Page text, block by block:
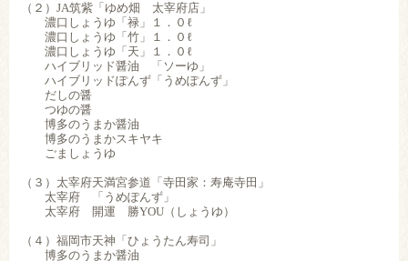
（２）JA筑紫「ゆめ畑 太宰府店」
濃口しょうゆ「禄」１．０ℓ
濃口しょうゆ「竹」１．０ℓ
濃口しょうゆ「天」１．０ℓ
ハイブリッド醤油 「ソーゆ」
ハイブリッドぽんず「うめぽんず」
だしの醤
つゆの醤
博多のうまか醤油
博多のうまかスキヤキ
ごましょうゆ
（３）太宰府天満宮参道「寺田家：寿庵寺田」
太宰府 「うめぽんず」
太宰府 開運 勝YOU（しょうゆ）
（４）福岡市天神「ひょうたん寿司」
博多のうまか醤油